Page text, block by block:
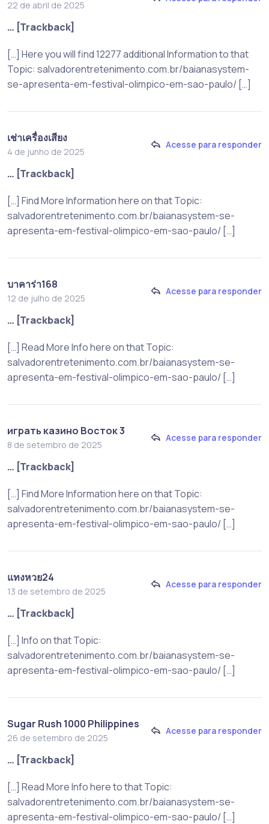
22 de abril de 2025
… [Trackback]
[…] Here you will find 12277 additional Information to that
Topic: salvadorentretenimento.com.br/baianasystem-
se-apresenta-em-festival-olimpico-em-sao-paulo/ […]
เช่าเครื่องเสียง
4 de junho de 2025
Acesse para responder
… [Trackback]
[…] Find More Information here on that Topic:
salvadorentretenimento.com.br/baianasystem-se-
apresenta-em-festival-olimpico-em-sao-paulo/ […]
บาคาร่า168
12 de julho de 2025
Acesse para responder
… [Trackback]
[…] Read More Info here on that Topic:
salvadorentretenimento.com.br/baianasystem-se-
apresenta-em-festival-olimpico-em-sao-paulo/ […]
играть казино Восток 3
8 de setembro de 2025
Acesse para responder
… [Trackback]
[…] Find More Information here on that Topic:
salvadorentretenimento.com.br/baianasystem-se-
apresenta-em-festival-olimpico-em-sao-paulo/ […]
แทงหวย24
13 de setembro de 2025
Acesse para responder
… [Trackback]
[…] Info on that Topic:
salvadorentretenimento.com.br/baianasystem-se-
apresenta-em-festival-olimpico-em-sao-paulo/ […]
Sugar Rush 1000 Philippines
26 de setembro de 2025
Acesse para responder
… [Trackback]
[…] Read More Info here to that Topic:
salvadorentretenimento.com.br/baianasystem-se-
apresenta-em-festival-olimpico-em-sao-paulo/ […]